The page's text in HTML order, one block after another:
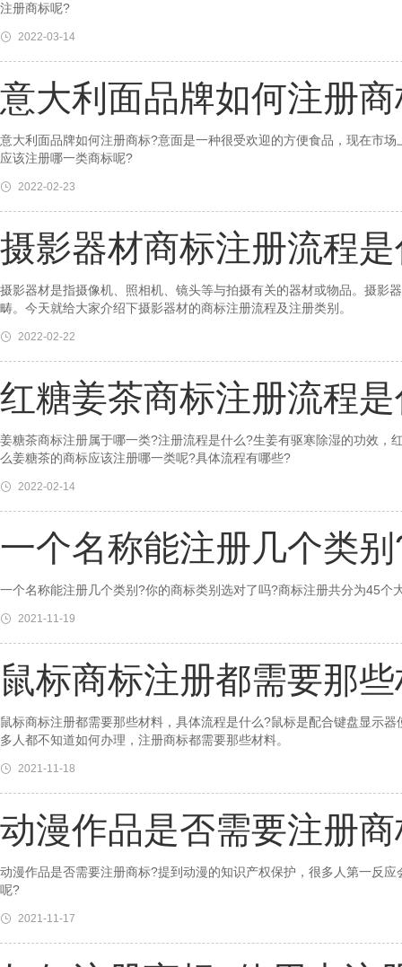
注册商标呢?
2022-03-14
意大利面品牌如何注册
意大利面品牌如何注册商标?意面是一种很受欢迎的方便食品，现在市
应该注册哪一类商标呢?
2022-02-23
摄影器材商标注册流程
摄影器材是指摄像机、照相机、镜头等与拍摄有关的器材或物品。摄影
畴。今天就给大家介绍下摄影器材的商标注册流程及注册类别。
2022-02-22
红糖姜茶商标注册流程
姜糖茶商标注册属于哪一类?注册流程是什么?生姜有驱寒除湿的功效
么姜糖茶的商标应该注册哪一类呢?具体流程有哪些?
2022-02-14
一个名称能注册几个类
一个名称能注册几个类别?你的商标类别选对了吗?商标注册共分为45
2021-11-19
鼠标商标注册都需要那
鼠标商标注册都需要那些材料，具体流程是什么?鼠标是配合键盘显示
多人都不知道如何办理，注册商标都需要那些材料。
2021-11-18
动漫作品是否需要注册
动漫作品是否需要注册商标?提到动漫的知识产权保护，很多人第一反
呢?
2021-11-17